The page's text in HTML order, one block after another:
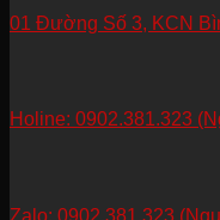
01 Đường Số 3, KCN
Holine: 0902.381.323
Zalo: 0902.381.323